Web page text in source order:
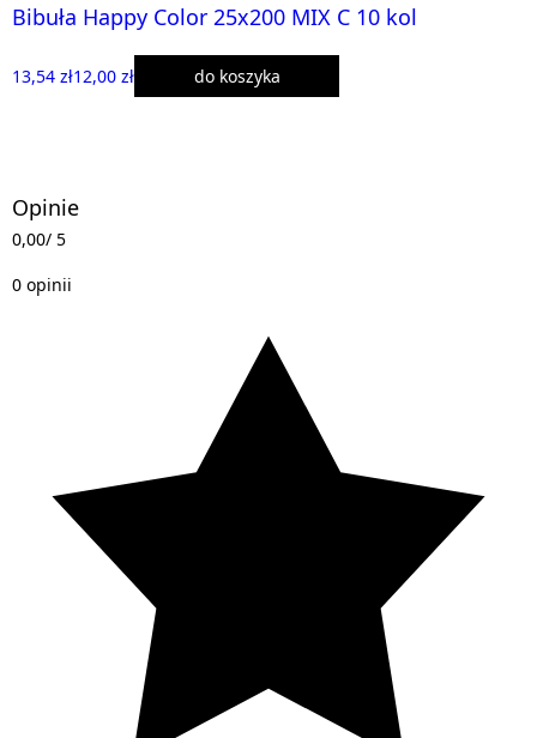
Bibuła Happy Color 25x200 MIX C 10 kol
13,54 zł12,00 zł do koszyka
Opinie
0,00/ 5
0 opinii